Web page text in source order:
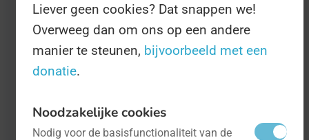
Internationale Dag van de Amateurradio
- op 18 april
Video en film
En u maar denken dat u helemaal bij de
tijd was, met Twitter en Facebook en
Liever geen cookies? Dat snappen we!
Overweeg dan om ons op een andere
manier te steunen, bijvoorbeeld met een
donatie.
Noodzakelijke cookies
Nodig voor de basisfunctionaliteit van de